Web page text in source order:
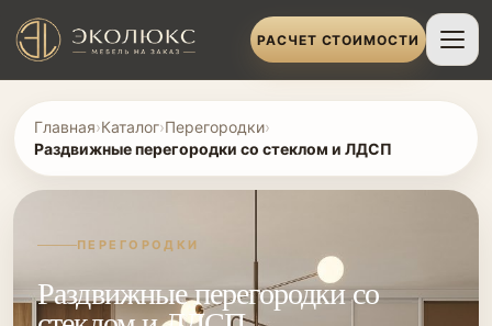
РАСЧЕТ СТОИМОСТИ
Главная›Каталог›Перегородки›
Раздвижные перегородки со стеклом и ЛДСП
ПЕРЕГОРОДКИ
Раздвижные перегородки со